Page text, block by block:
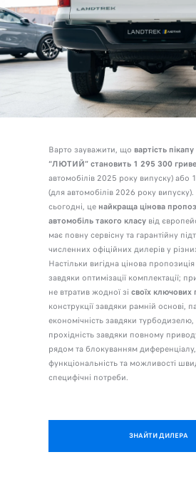
Варто зауважити, що вартість
“ЛЮТИЙ” становить 1 295 300
автомобілів 2025 року випуску) або
(для автомобілів 2026 року
сьогодні, це найкраща цінова
автомобіль такого класувід
має повну сервісну та гарантійну
численних офіційних дилерів у
Настільки вигідна цінова
завдяки оптимізації комплектації;
не втратив жодної зі своїх ключових
конструкції завдяки рамній основі,
економічність завдяки
прохідність завдяки повному
рядом та блокуванням
функціональність та можливості
специфічні потреби.
ЗНАЙТИ ДИЛЕРА